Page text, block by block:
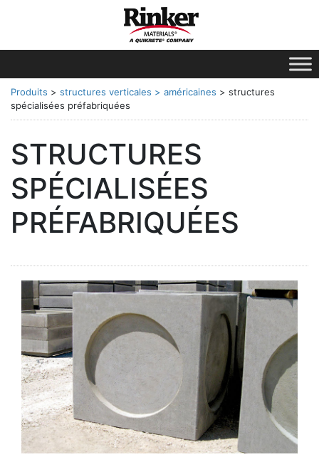
Produits > structures verticales > américaines > structures
spécialisées préfabriquées
STRUCTURES
SPÉCIALISÉES
PRÉFABRIQUÉES